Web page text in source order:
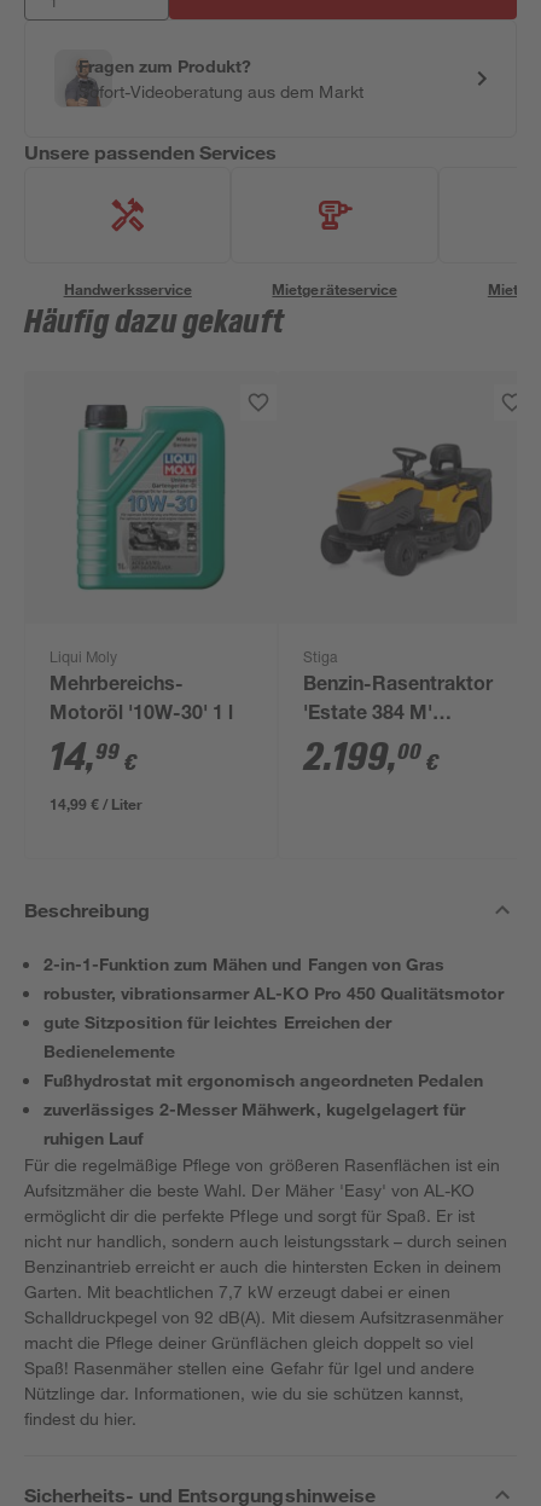
Fragen zum Produkt?
Sofort-Videoberatung aus dem Markt
Unsere passenden Services
Handwerksservice Mietgeräteservice
Häufig dazu gekauft
Liqui Moly
Mehrbereichs-
Motoröl '10W-30' 1 l
14,99 €
14,99 € / Liter
Stiga
Benzin-Rasentraktor
'Estate 384 M'
Schaltgetriebe, 84 cm
Schnittbreite
2.199,00 €
Beschreibung
2-in-1-Funktion zum Mähen und Fangen von Gras
robuster, vibrationsarmer AL-KO Pro 450 Qualitätsmotor
gute Sitzposition für leichtes Erreichen der
Bedienelemente
Fußhydrostat mit ergonomisch angeordneten Pedalen
zuverlässiges 2-Messer Mähwerk, kugelgelagert für
ruhigen Lauf
Für die regelmäßige Pflege von größeren Rasenflächen ist ein
Aufsitzmäher die beste Wahl. Der Mäher 'Easy' von AL-KO
ermöglicht dir die perfekte Pflege und sorgt für Spaß. Er ist
nicht nur handlich, sondern auch leistungsstark – durch seinen
Benzinantrieb erreicht er auch die hintersten Ecken in deinem
Garten. Mit beachtlichen 7,7 kW erzeugt dabei er einen
Schalldruckpegel von 92 dB(A). Mit diesem Aufsitzrasenmäher
macht die Pflege deiner Grünflächen gleich doppelt so viel
Spaß! Rasenmäher stellen eine Gefahr für Igel und andere
Nützlinge dar. Informationen, wie du sie schützen kannst,
findest du hier.
Sicherheits- und Entsorgungshinweise